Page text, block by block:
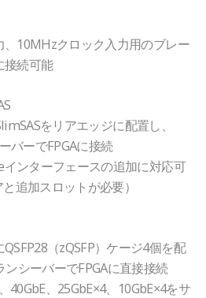
、10MHzクロック入力用のブレー
接続可能
をリアエッジに配置し、
バーでFPGAに接続
インターフェースの追加に対応可
追加スロットが必要）
（zQSFP）ケージ4個を配
シーバーでFPGAに直接接続
40GbE、25GbE×4、10GbE×4をサ